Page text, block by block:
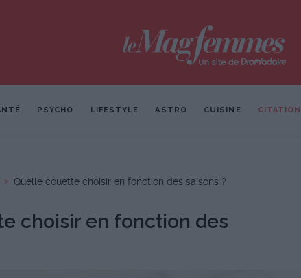
PSYCHO LIFESTYLE ASTRO CUISINE CITATION
Quelle couette choisir en fonction des saisons ?
choisir en fonction des